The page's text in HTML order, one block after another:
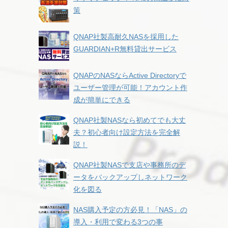
策
QNAP社製高耐久NASを採用した
GUARDIAN+R無料貸出サービス
QNAPのNASならActive Directoryで
ユーザー管理が可能！アカウント作
成が簡単にできる
QNAP社製NASなら初めてでも大丈
夫？初心者向け設定方法を完全解
説！
QNAP社製NASで支店や事務所のデ
ータをバックアップしネットワーク
化を図る
NAS購入予定の方必見！「NAS」の
導入・利用で変わる3つの事